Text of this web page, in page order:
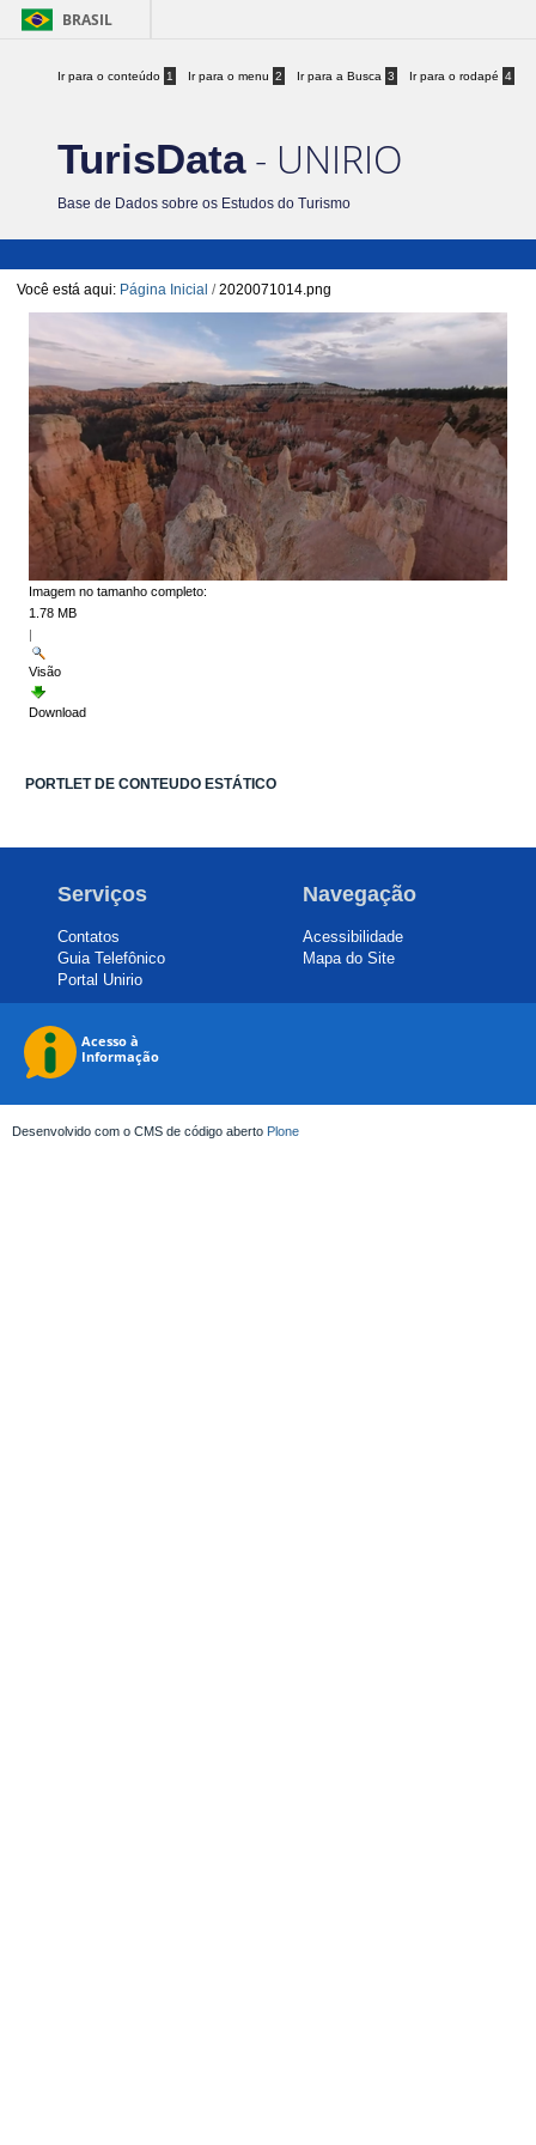
BRASIL
Ir para o conteúdo 1 Ir para o menu 2 Ir para a Busca 3 Ir para o rodapé 4
TurisData- UNIRIO
Base de Dados sobre os Estudos do Turismo
Você está aqui: Página Inicial /2020071014.png
Imagem no tamanho completo:
1.78 MB
|
Visão
Download
PORTLET DE CONTEUDO ESTÁTICO
Serviços
Contatos
Guia Telefônico
Portal Unirio
Navegação
Acessibilidade
Mapa do Site
Desenvolvido com o CMS de código aberto Plone